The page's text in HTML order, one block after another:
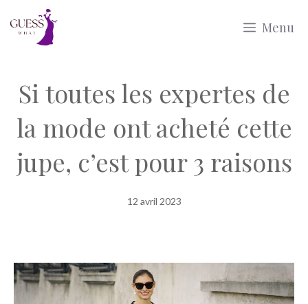
Menu
Si toutes les expertes de
la mode ont acheté cette
jupe, c’est pour 3 raisons
12 avril 2023